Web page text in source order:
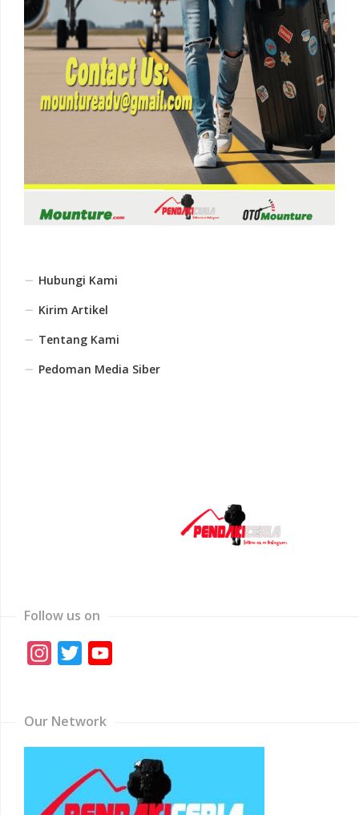
Hubungi Kami
Kirim Artikel
Tentang Kami
Pedoman Media Siber
Follow us on
Instagram
Twitter
Our Network